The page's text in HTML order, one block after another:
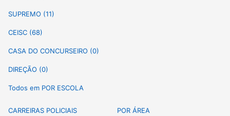
SUPREMO (11)
CEISC (68)
CASA DO CONCURSEIRO (0)
DIREÇÃO (0)
Todos em POR ESCOLA
CARREIRAS POLICIAIS POR ÁREA